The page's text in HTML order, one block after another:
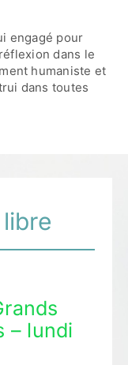
engagé pour
dans le
humaniste et
dans toutes
– lundi